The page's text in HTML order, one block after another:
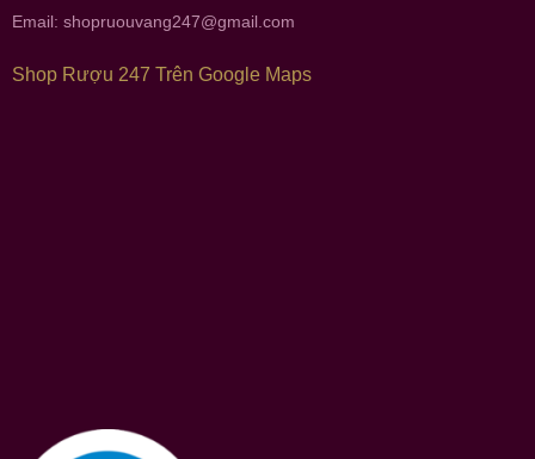
Email: shopruouvang247@gmail.com
Shop Rượu 247 Trên Google Maps